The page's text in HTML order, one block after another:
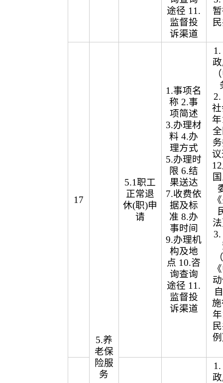
途径 11.
监督投
诉渠道
17
5.养
老保
险服
务
5.1职工
正常退
休(职)申
请
1.事项名
称 2.事
项简述
3.办理材
料 4.办
理方式
5.办理时
限 6.结
果送达
7.收费依
据及标
准 8.办
事时间
9.办理机
构及地
点 10.咨
询查询
途径 11.
监督投
诉渠道